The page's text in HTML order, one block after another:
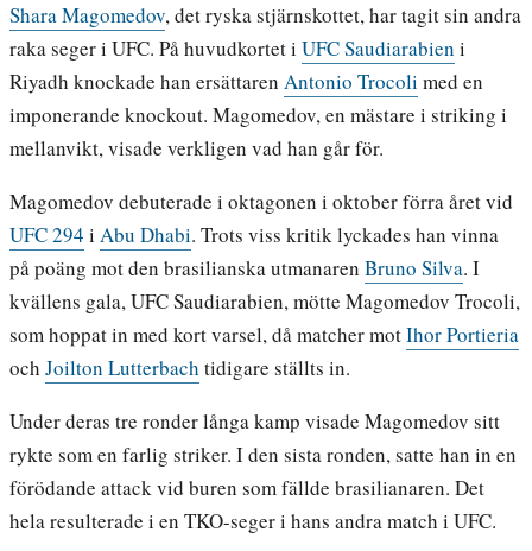
Shara Magomedov, det ryska stjärnskottet, har tagit sin andra
raka seger i UFC. På huvudkortet i UFC Saudiarabien i
Riyadh knockade han ersättaren Antonio Trocoli med en
imponerande knockout. Magomedov, en mästare i striking i
mellanvikt, visade verkligen vad han går för.
Magomedov debuterade i oktagonen i oktober förra året vid
UFC 294 i Abu Dhabi. Trots viss kritik lyckades han vinna
på poäng mot den brasilianska utmanaren Bruno Silva. I
kvällens gala, UFC Saudiarabien, mötte Magomedov Trocoli,
som hoppat in med kort varsel, då matcher motIhor Portieria
och Joilton Lutterbach tidigare ställts in.
Under deras tre ronder långa kamp visade Magomedov sitt
rykte som en farlig striker. I den sista ronden, satte han in en
förödande attack vid buren som fällde brasilianaren. Det
hela resulterade i en TKO-seger i hans andra match i UFC.